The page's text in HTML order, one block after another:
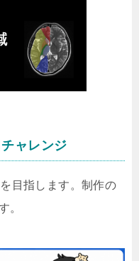
ャレンジ
目指します。制作の
。